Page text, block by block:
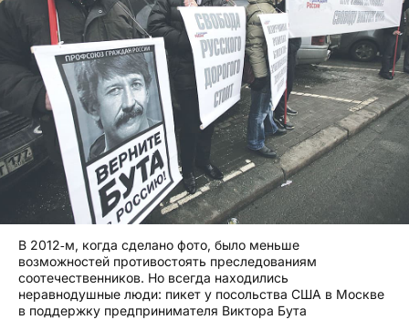
В 2012‑м, когда сделано фото, было меньше
возможностей противостоять преследованиям
соотечественников. Но всегда находились
неравнодушные люди: пикет у посольства США в Москве
в поддержку предпринимателя Виктора Бута